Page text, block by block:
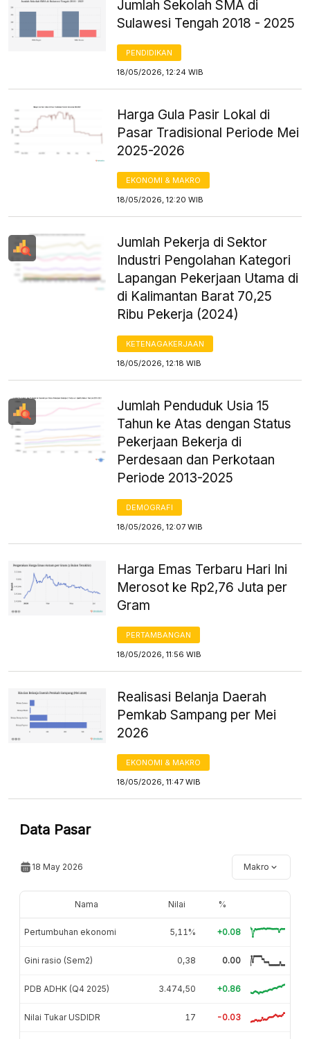
Jumlah Sekolah SMA di
Sulawesi Tengah 2018 - 2025
PENDIDIKAN
18/05/2026, 12:24 WIB
Harga Gula Pasir Lokal di
Pasar Tradisional Periode Mei
2025-2026
EKONOMI & MAKRO
18/05/2026, 12:20 WIB
Jumlah Pekerja di Sektor
Industri Pengolahan Kategori
Lapangan Pekerjaan Utama di
di Kalimantan Barat 70,25
Ribu Pekerja (2024)
KETENAGAKERJAAN
18/05/2026, 12:18 WIB
Jumlah Penduduk Usia 15
Tahun ke Atas dengan Status
Pekerjaan Bekerja di
Perdesaan dan Perkotaan
Periode 2013-2025
DEMOGRAFI
18/05/2026, 12:07 WIB
Harga Emas Terbaru Hari Ini
Merosot ke Rp2,76 Juta per
Gram
PERTAMBANGAN
18/05/2026, 11:56 WIB
Realisasi Belanja Daerah
Pemkab Sampang per Mei
2026
EKONOMI & MAKRO
18/05/2026, 11:47 WIB
Data Pasar
18 May 2026 Makro
Nama Nilai %
Pertumbuhan ekonomi 5,11% +0.08
Gini rasio (Sem2) 0,38 0.00
PDB ADHK (Q4 2025) 3.474,50 +0.86
Nilai Tukar USDIDR 17 -0.03